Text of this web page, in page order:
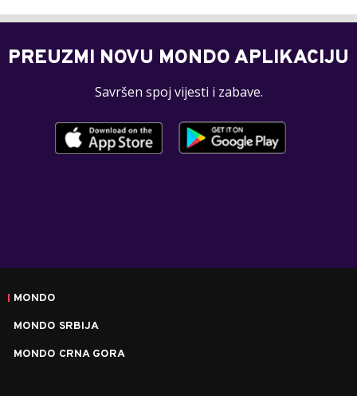
PREUZMI NOVU MONDO APLIKACIJU
Savršen spoj vijesti i zabave.
MONDO
MONDO SRBIJA
MONDO CRNA GORA